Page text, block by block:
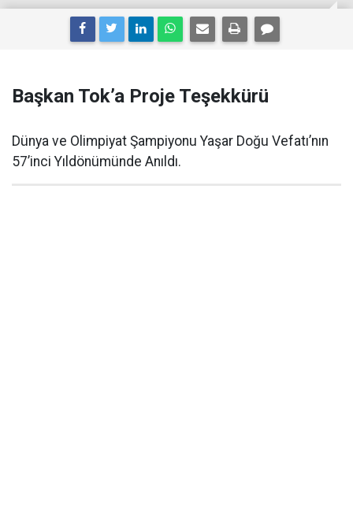
Başkan Tok’a Proje Teşekkürü
Dünya ve Olimpiyat Şampiyonu Yaşar Doğu Vefatı’nın
57’inci Yıldönümünde Anıldı.